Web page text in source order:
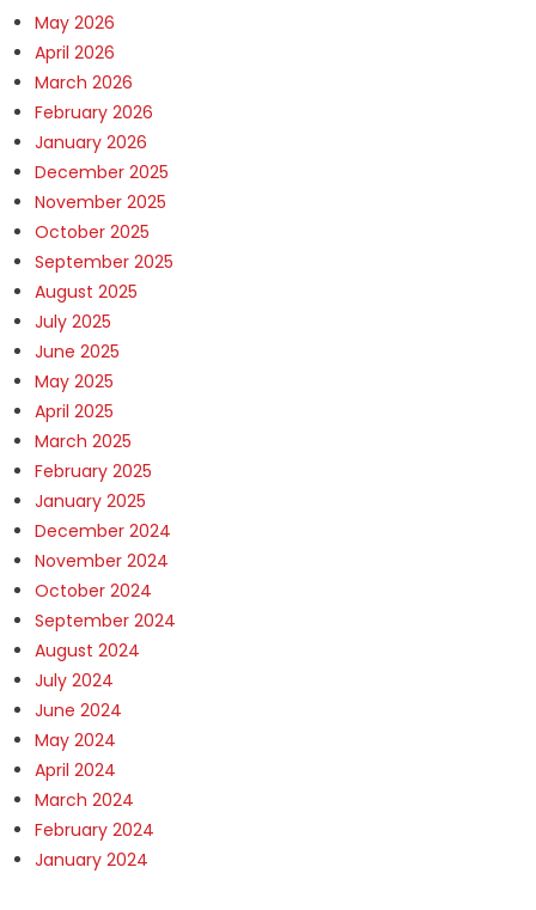
May 2026
April 2026
March 2026
February 2026
January 2026
December 2025
November 2025
October 2025
September 2025
August 2025
July 2025
June 2025
May 2025
April 2025
March 2025
February 2025
January 2025
December 2024
November 2024
October 2024
September 2024
August 2024
July 2024
June 2024
May 2024
April 2024
March 2024
February 2024
January 2024